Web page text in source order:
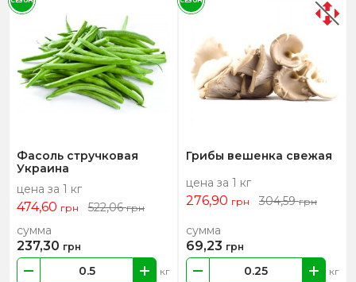
Фасоль стручковая
Украина
цена за 1 кг
474,60 грн 522,06грн
кг
сумма
237,30 грн
Грибы вешенка свежая
цена за 1 кг
276,90 грн 304,59грн
кг
сумма
69,23 грн